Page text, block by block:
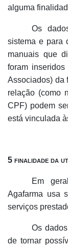
alguma
Os
sistema e para
manuais que
foram
Associados) da
relação (como
CPF) podem
está vinculada
5 finalidade da
Em
Agafarma usa
serviços
Os
de tornar